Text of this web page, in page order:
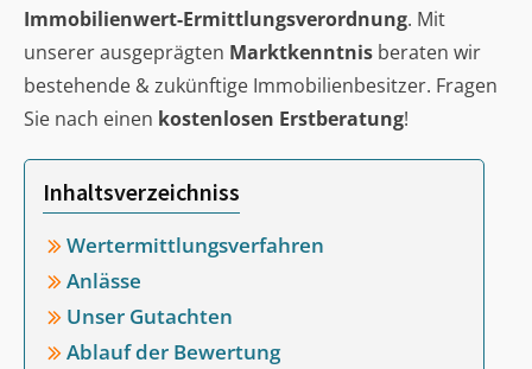
Immobilienwert-Ermittlungsverordnung. Mit
unserer ausgeprägten Marktkenntnis beraten wir
bestehende & zukünftige Immobilienbesitzer. Fragen
Sie nach einen kostenlosen Erstberatung!
Inhaltsverzeichniss
Wertermittlungsverfahren
Anlässe
Unser Gutachten
Ablauf der Bewertung